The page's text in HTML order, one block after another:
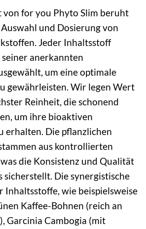
von for you Phyto Slim beruht
und Dosierung von
Jeder Inhaltsstoff
anerkannten
um eine optimale
gewährleisten. Wir legen Wert
Reinheit, die schonend
um ihre bioaktiven
erhalten. Die pflanzlichen
aus kontrollierten
die Konsistenz und Qualität
sicherstellt. Die synergistische
Inhaltsstoffe, wie beispielsweise
Kaffee-Bohnen (reich an
Garcinia Cambogia (mit